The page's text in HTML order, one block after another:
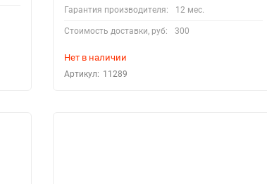
Гарантия производителя: 12 мес.
Стоимость доставки, руб: 300
Нет в наличии
Артикул: 11289